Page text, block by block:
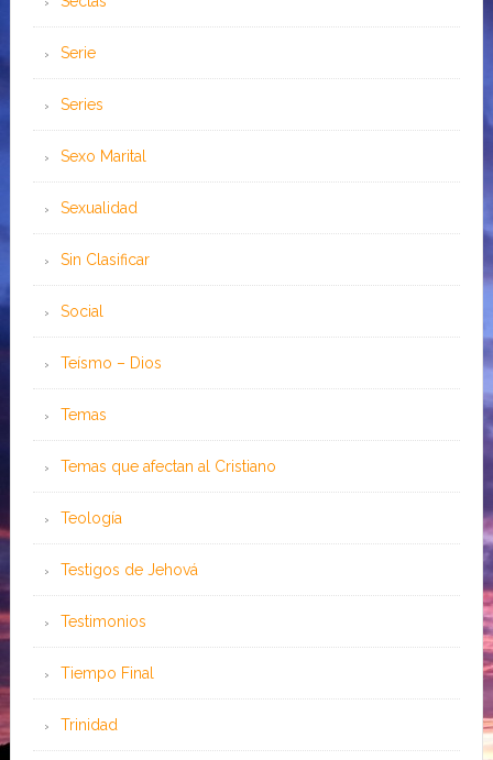
Serie
Series
Sexo Marital
Sexualidad
Sin Clasificar
Social
Teísmo – Dios
Temas
Temas que afectan al Cristiano
Teología
Testigos de Jehová
Testimonios
Tiempo Final
Trinidad